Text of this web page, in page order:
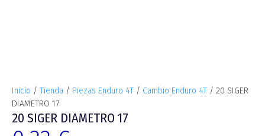
Inicio / Tienda / Piezas Enduro 4T / Cambio Enduro 4T / 20 SIGER
DIAMETRO 17
20 SIGER DIAMETRO 17